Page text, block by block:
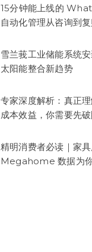
15分钟能上线的
自动化管理从咨询到
雪兰莪工业储能系统
太阳能整合新趋势
专家深度解析：真正
成本效益，你需要先
精明消费者必读｜家
Megahome 数据为